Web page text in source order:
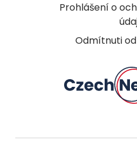
Prohlášení o
Odmítnuti